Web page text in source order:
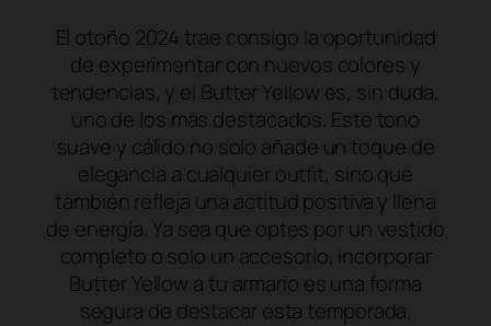
El otoño 2024 trae consigo la oportunidad
de experimentar con nuevos colores y
tendencias, y el Butter Yellow es, sin duda,
uno de los más destacados. Este tono
suave y cálido no solo añade un toque de
elegancia a cualquier outfit, sino que
también refleja una actitud positiva y llena
de energía. Ya sea que optes por un vestido
completo o solo un accesorio, incorporar
Butter Yellow a tu armario es una forma
segura de destacar esta temporada.